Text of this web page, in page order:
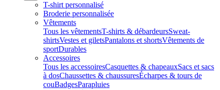
T-shirt personnalisé
Broderie personnalisée
Vêtements
Tous les vêtementsT-shirts & débardeursSweat-
shirtsVestes et giletsPantalons et shortsVêtements de
sportDurables
Accessoires
Tous les accessoiresCasquettes & chapeauxSacs et sacs
à dosChaussettes & chaussuresÉcharpes & tours de
couBadgesParapluies